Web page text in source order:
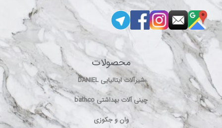
محصولات
شیرآلات ایتالیایی DANIEL
چینی آلات بهداشتی bathco
وان و جکوزی